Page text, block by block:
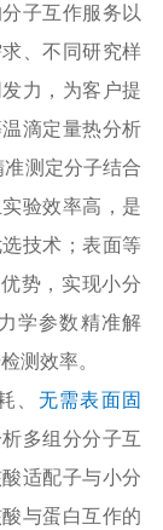
子互作服务以
、不同研究样
力，为客户提
滴定量热分析
测定分子结合
验效率高，是
技术；表面等
势，实现小分
学参数精准解
测效率。
、 无需表面固
多组分分子互
适配子与小分
与蛋白互作的